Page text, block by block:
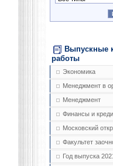
Выпускные
работы
Экономика
Менеджмент в
Менеджмент
Финансы и
Московский
Факультет
Год выпуска